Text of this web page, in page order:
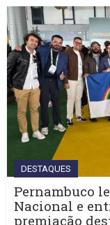
DESTAQUES
Pernambuco
Nacional e
premiação